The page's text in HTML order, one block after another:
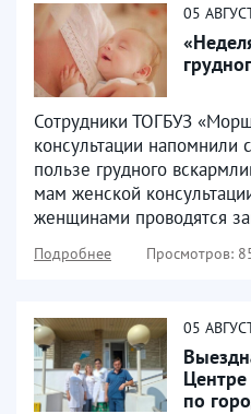
05
Сотрудники ТОГБУЗ
консультации напомнили
пользе грудного
мам женской
женщинами проводятся
Подробнее Просмотров:
05
Центре
по